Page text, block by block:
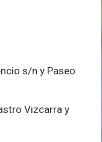
s/n y Paseo
Vizcarra y